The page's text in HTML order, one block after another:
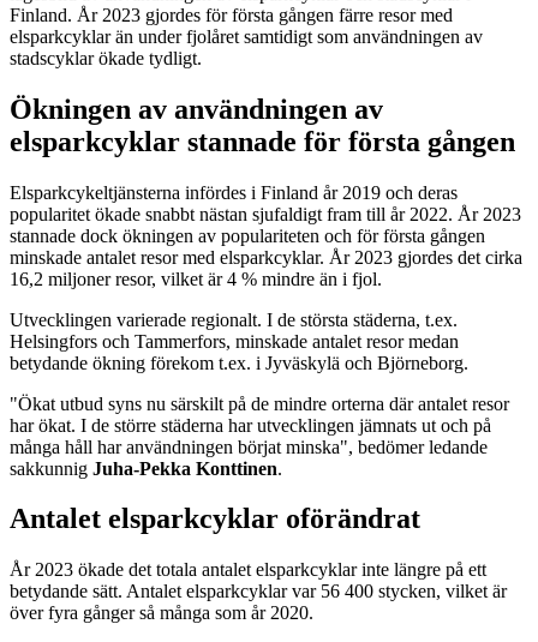
Finland. År 2023 gjordes för första gången färre resor med
elsparkcyklar än under fjolåret samtidigt som användningen av
stadscyklar ökade tydligt.
Ökningen av användningen av
elsparkcyklar stannade för första gången
Elsparkcykeltjänsterna infördes i Finland år 2019 och deras
popularitet ökade snabbt nästan sjufaldigt fram till år 2022. År 2023
stannade dock ökningen av populariteten och för första gången
minskade antalet resor med elsparkcyklar. År 2023 gjordes det cirka
16,2 miljoner resor, vilket är 4 % mindre än i fjol.
Utvecklingen varierade regionalt. I de största städerna, t.ex.
Helsingfors och Tammerfors, minskade antalet resor medan
betydande ökning förekom t.ex. i Jyväskylä och Björneborg.
"Ökat utbud syns nu särskilt på de mindre orterna där antalet resor
har ökat. I de större städerna har utvecklingen jämnats ut och på
många håll har användningen börjat minska", bedömer ledande
sakkunnig Juha-Pekka Konttinen.
Antalet elsparkcyklar oförändrat
År 2023 ökade det totala antalet elsparkcyklar inte längre på ett
betydande sätt. Antalet elsparkcyklar var 56 400 stycken, vilket är
över fyra gånger så många som år 2020.